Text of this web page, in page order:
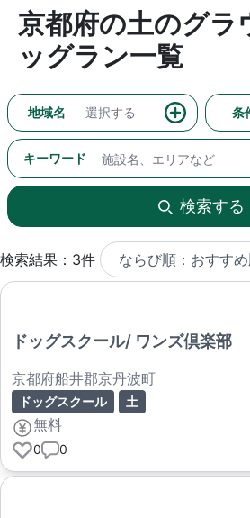
京都府の土のグラ
ッグラン一覧
地域名 選択する 条
キーワード
検索する
検索結果：3件
ドッグスクール/ ワンズ倶楽部
京都府船井郡京丹波町
ドッグスクール 土
無料
0 0